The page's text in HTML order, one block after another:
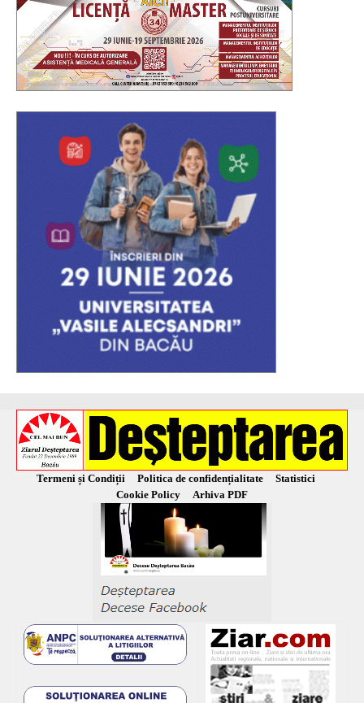
Termeni și Condiții Politica de confidențialitate
Statistici
Cookie Policy
Arhiva PDF